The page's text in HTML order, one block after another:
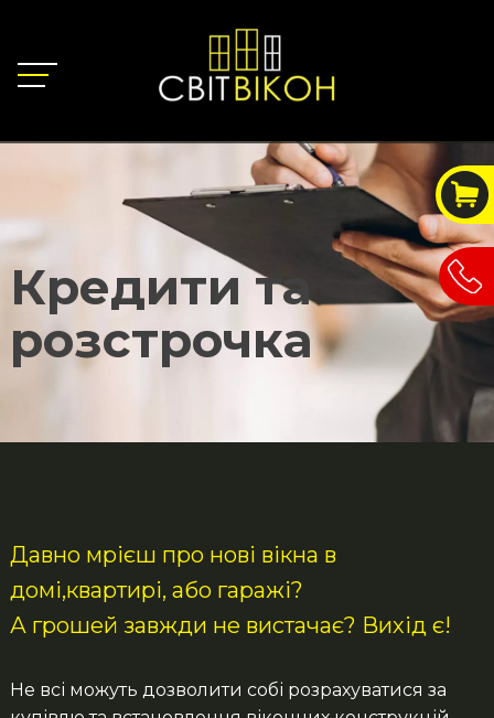
Кредити та
розстрочка
Давно мрієш про нові вікна в
домі,квартирі, або гаражі?
А грошей завжди не вистачає? Вихід є!
Не всі можуть дозволити собі розрахуватися за